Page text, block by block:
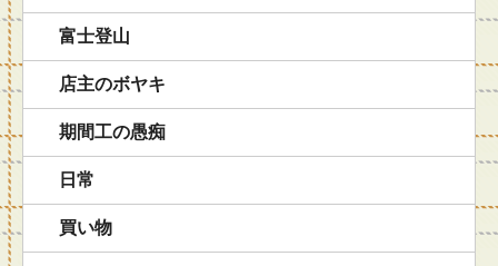
富士登山
店主のボヤキ
期間工の愚痴
日常
買い物